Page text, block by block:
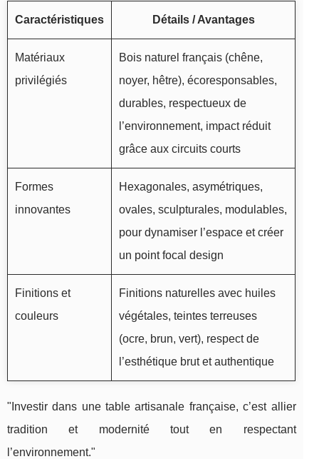
Caractéristiques Détails / Avantages
Matériaux
privilégiés
Bois naturel français (chêne,
noyer, hêtre), écoresponsables,
durables, respectueux de
l’environnement, impact réduit
grâce aux circuits courts
Formes
innovantes
Hexagonales, asymétriques,
ovales, sculpturales, modulables,
pour dynamiser l’espace et créer
un point focal design
Finitions et
couleurs
Finitions naturelles avec huiles
végétales, teintes terreuses
(ocre, brun, vert), respect de
l’esthétique brut et authentique
"Investir dans une table artisanale française, c’est allier
tradition et modernité tout en respectant
l’environnement."